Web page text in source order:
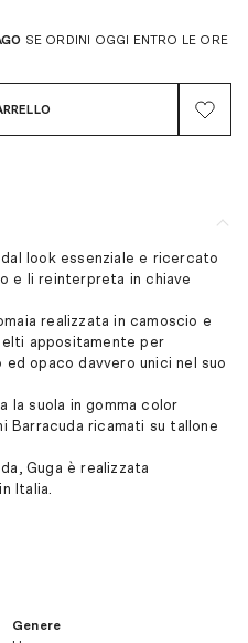
SE ORDINI OGGI ENTRO LE ORE
look essenziale e ricercato
e li reinterpreta in chiave
realizzata in camoscio e
appositamente per
opaco davvero unici nel suo
la suola in gomma color
Barracuda ricamati su tallone
Guga è realizzata
Italia.
Genere